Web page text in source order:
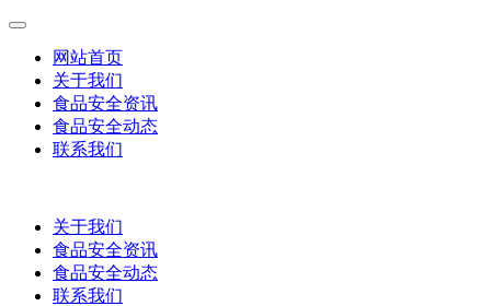
网站首页
关于我们
食品安全资讯
食品安全动态
联系我们
关于我们
食品安全资讯
食品安全动态
联系我们